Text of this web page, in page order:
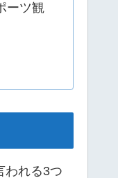
ーツ観
われる3つ